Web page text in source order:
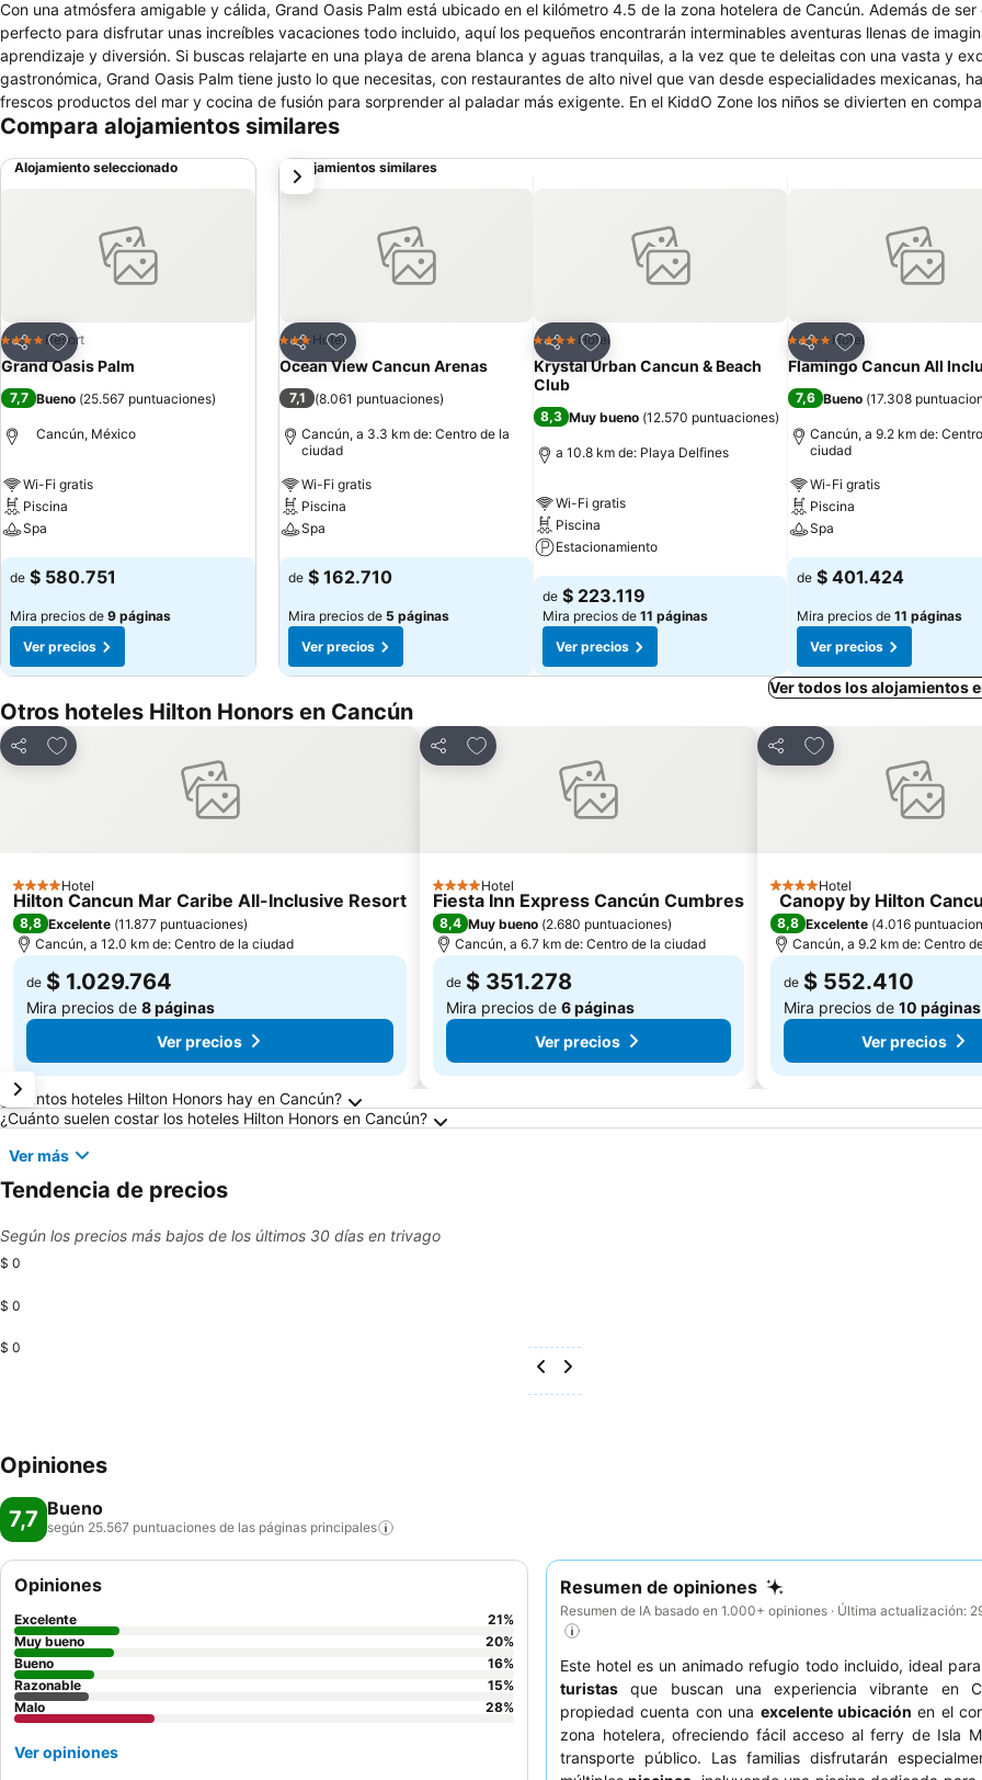
Con una atmósfera amigable y cálida, Grand Oasis Palm está ubicado en el kilómetro 4.5 de la zona hotelera de Cancún. Además de ser
perfecto para disfrutar unas increíbles vacaciones todo incluido, aquí los pequeños encontrarán interminables aventuras llenas de
aprendizaje y diversión. Si buscas relajarte en una playa de arena blanca y aguas tranquilas, a la vez que te deleitas con una vasta y
gastronómica, Grand Oasis Palm tiene justo lo que necesitas, con restaurantes de alto nivel que van desde especialidades mexicanas,
frescos productos del mar y cocina de fusión para sorprender al paladar más exigente. En el KiddO Zone los niños se divierten en
padres, con magníficas atracciones como la zona Pirata’s Bay, el río Yucatán Jurassic River y la sala de videojuegos The Arcade. Otro de
cuidado y supervisión de personal capacitado. Mientras los niños pasan momentos de alegría y diversión, los adultos pueden disfrutar de
restaurantes y bares del resort, además de áreas especiales para adultos, en donde se viven momentos de serenidad con Jacuzzis,
Compara alojamientos similares
Alojamiento seleccionado
Compartir
Agregar a favoritos
4 EstrellasResort
Grand Oasis Palm
7,7 Bueno (25.567 puntuaciones)
Cancún, México
Wi-Fi gratis
Piscina
Spa
Ver precios
de $ 580.751
Mira precios de 9 páginas
Ver precios
Alojamientos similares
Compartir
Agregar a favoritos
3 Estrellas
Hotel
Ocean View Cancun Arenas
7,1 (8.061 puntuaciones)
Cancún, a 3.3 km de: Centro de la
ciudad
Wi-Fi gratis
Piscina
Spa
Ver precios
de $ 162.710
Mira precios de 5 páginas
Ver precios
Compartir
Agregar a favoritos
4 EstrellasHotel
Krystal Urban Cancun & Beach
Club
8,3 Muy bueno (12.570 puntuaciones)
a 10.8 km de: Playa Delfines
Wi-Fi gratis
Piscina
Estacionamiento
Ver precios
de $ 223.119
Mira precios de 11 páginas
Ver precios
Compartir
Agregar a
4 EstrellasHotel
Flamingo Cancun All
7,6 Bueno (17.308
Cancún, a 9.2 km de:
ciudad
Wi-Fi gratis
Piscina
Spa
Ver precios
de $ 401.424
Mira precios de 11 páginas
Ver precios
siguiente
Ver todos los alojamientos
Otros hoteles Hilton Honors en Cancún
Compartir
Agregar a favoritos
4 Estrellas
Hotel
Hilton Cancun Mar Caribe All-Inclusive Resort
8,8 Excelente (11.877 puntuaciones)
Cancún, a 12.0 km de: Centro de la ciudad
de $ 1.029.764
Mira precios de 8 páginas
Ver precios
Compartir
Agregar a favoritos
4 Estrellas
Hotel
Fiesta Inn Express Cancún Cumbres
8,4 Muy bueno (2.680 puntuaciones)
Cancún, a 6.7 km de: Centro de la ciudad
de $ 351.278
Mira precios de 6 páginas
Ver precios
Compartir
Agregar a favoritos
4 Estrellas
Hotel
Canopy by Hilton
8,8 Excelente (4.016
Cancún, a 9.2 km de: Centro
de $ 552.410
Mira precios de 10 páginas
Ver precios
Preguntas frecuentes sobre Cancún
¿Cuántos hoteles Hilton Honors hay en Cancún?
¿Cuánto suelen costar los hoteles Hilton Honors en Cancún?
Ver más
Tendencia de precios
Según los precios más bajos de los últimos 30 días en trivago
$ 0
$ 0
$ 0
Opiniones
7,7 Bueno
según 25.567 puntuaciones de las páginas principales
Resumen de opiniones
Resumen de IA basado en 1.000+ opiniones · Última actualización:
Este hotel es un animado refugio todo incluido, ideal para
turistas que buscan una experiencia vibrante en
propiedad cuenta con una excelente ubicación en el
zona hotelera, ofreciendo fácil acceso al ferry de Isla
transporte público. Las familias disfrutarán
Opiniones
Excelente 21%
Muy bueno
20%
Bueno
16%
Razonable
15%
Malo
28%
Ver opiniones